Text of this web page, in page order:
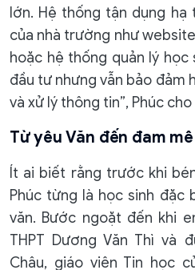
lớn. Hệ thống tận dụng
của nhà trường như
hoặc hệ thống quản lý
đầu tư nhưng vẫn bảo đảm
và xử lý thông tin”, Phúc
Từ yêu Văn đến đam
Ít ai biết rằng trước khi
Phúc từng là học sinh đặc
văn. Bước ngoặt đến khi
THPT Dương Văn Thì và
Châu, giáo viên Tin học